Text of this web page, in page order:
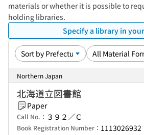
materials or whether it is possible to
holding libraries.
Specify a library in
Northern Japan
北海道立図書館
Paper
Call No.： ３９２／Ｃ
Book Registration Number： 1113026932